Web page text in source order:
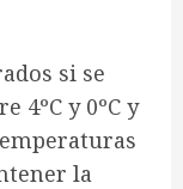
si se
4ºC y 0ºC y
la